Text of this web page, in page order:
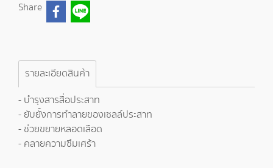
Share
รายละเอียดสินค้า
- บำรุงสารสื่อประสาท
- ยับยั้งการทำลายของเซลล์ประสาท
- ช่วยขยายหลอดเลือด
- คลายความซึมเศร้า